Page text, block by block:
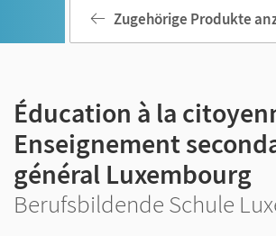
Zugehörige Produkte
Éducation à la
Enseignement
général Luxembourg
Berufsbildende Schule